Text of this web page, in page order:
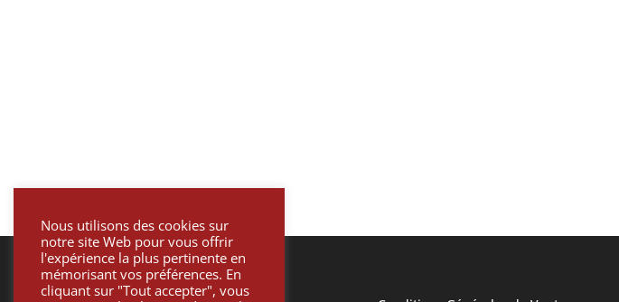
Nous utilisons des cookies sur
notre site Web pour vous offrir
l'expérience la plus pertinente en
mémorisant vos préférences. En
cliquant sur "Tout accepter", vous